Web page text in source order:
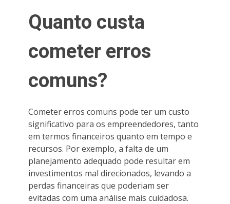
Quanto custa
cometer erros
comuns?
Cometer erros comuns pode ter um custo
significativo para os empreendedores, tanto
em termos financeiros quanto em tempo e
recursos. Por exemplo, a falta de um
planejamento adequado pode resultar em
investimentos mal direcionados, levando a
perdas financeiras que poderiam ser
evitadas com uma análise mais cuidadosa.